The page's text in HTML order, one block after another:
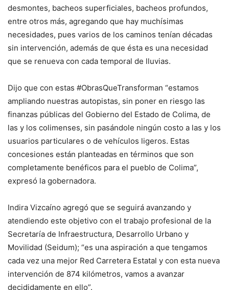
desmontes, bacheos superficiales, bacheos profundos,
entre otros más, agregando que hay muchísimas
necesidades, pues varios de los caminos tenían décadas
sin intervención, además de que ésta es una necesidad
que se renueva con cada temporal de lluvias.
Dijo que con estas #ObrasQueTransforman “estamos
ampliando nuestras autopistas, sin poner en riesgo las
finanzas públicas del Gobierno del Estado de Colima, de
las y los colimenses, sin pasándole ningún costo a las y los
usuarios particulares o de vehículos ligeros. Estas
concesiones están planteadas en términos que son
completamente benéficos para el pueblo de Colima”,
expresó la gobernadora.
Indira Vizcaíno agregó que se seguirá avanzando y
atendiendo este objetivo con el trabajo profesional de la
Secretaría de Infraestructura, Desarrollo Urbano y
Movilidad (Seidum); “es una aspiración a que tengamos
cada vez una mejor Red Carretera Estatal y con esta nueva
intervención de 874 kilómetros, vamos a avanzar
decididamente en ello”.